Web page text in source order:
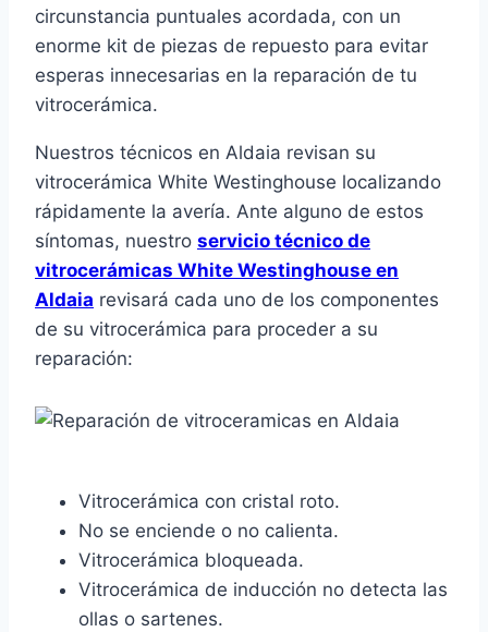
circunstancia puntuales acordada, con un
enorme kit de piezas de repuesto para evitar
esperas innecesarias en la reparación de tu
vitrocerámica.
Nuestros técnicos en Aldaia revisan su
vitrocerámica White Westinghouse localizando
rápidamente la avería. Ante alguno de estos
síntomas, nuestro servicio técnico de
vitrocerámicas White Westinghouse en
Aldaia revisará cada uno de los componentes
de su vitrocerámica para proceder a su
reparación:
Vitrocerámica con cristal roto.
No se enciende o no calienta.
Vitrocerámica bloqueada.
Vitrocerámica de inducción no detecta las
ollas o sartenes.